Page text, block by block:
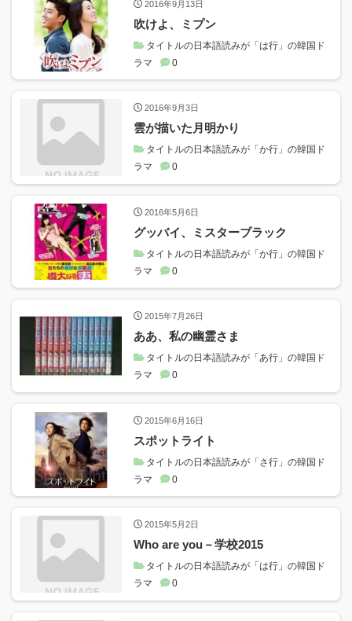
2016年9月13日
吹けよ、ミプン
タイトルの日本語読みが「は行」の韓国ド
ラマ
0
2016年9月3日
雲が描いた月明かり
タイトルの日本語読みが「か行」の韓国ド
ラマ
0
2016年5月6日
グッバイ、ミスターブラック
タイトルの日本語読みが「か行」の韓国ド
ラマ
0
2015年7月26日
ああ、私の幽霊さま
タイトルの日本語読みが「あ行」の韓国ド
ラマ
0
2015年6月16日
スポットライト
タイトルの日本語読みが「さ行」の韓国ド
ラマ
0
2015年5月2日
Who are you－学校2015
タイトルの日本語読みが「は行」の韓国ド
ラマ
0